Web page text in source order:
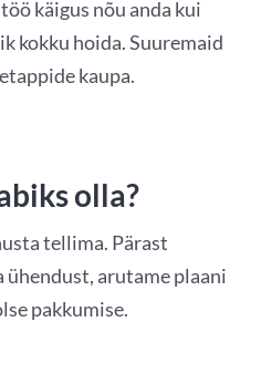
käigus nõu anda kui
kokku hoida. Suuremaid
kaupa.
olla?
tellima. Pärast
arutame plaani
pakkumise.